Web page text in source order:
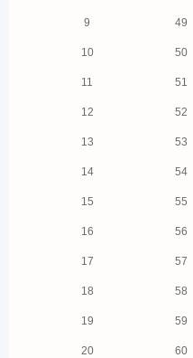
9 49
10 50
11 51
12 52
13 53
14 54
15 55
16 56
17 57
18 58
19 59
20 60